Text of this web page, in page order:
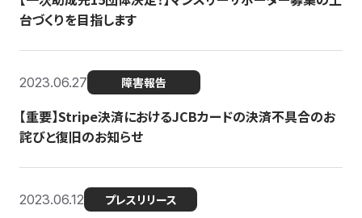
台づくりを目指します
2023.06.27 障害報告
【重要】Stripe決済におけるJCBカードの決済不具合のお
詫びと復旧のお知らせ
2023.06.12 プレスリリース